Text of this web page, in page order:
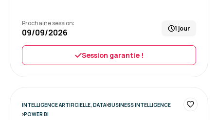
indéniablement le sujet du SQL et bien plus.
Cependant, pour moi il manquait de support de
cours et le niveau de groupe n'étant pas
homogène, je me suis sentie perdue à
plusieurs reprises car nous n'étions pas tous
Prochaine session:
09/09/2026 1 jour
Session garantie !
INTELLIGENCE ARTIFICIELLE, DATA BUSINESS INTELLIGENCE
POWER BI